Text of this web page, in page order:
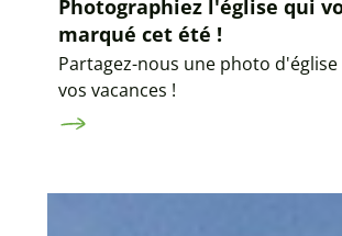
Photographiez l'église qui
marqué cet été !
Partagez-nous une photo
vos vacances !